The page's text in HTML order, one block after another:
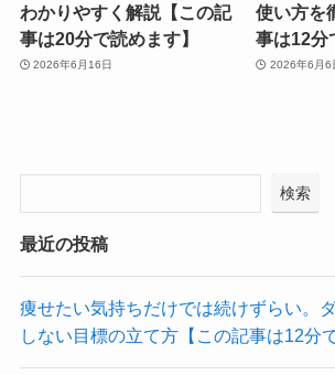
わかりやすく解説【この記
事は20分で読めます】
2026年6月16日
使い方を
事は12分
2026年6月6
検索
最近の投稿
痩せたい気持ちだけでは続けずらい。
しない目標の立て方【この記事は12分